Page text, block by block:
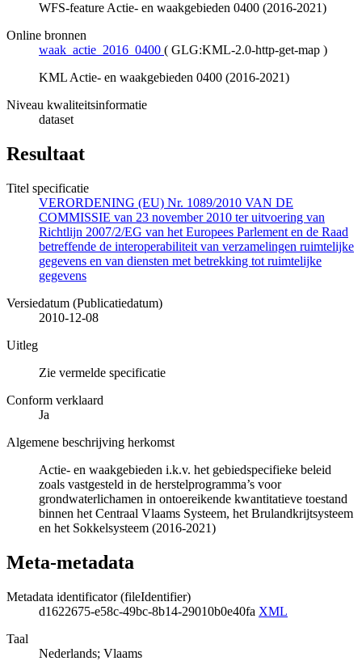
WFS-feature Actie- en waakgebieden 0400 (2016-2021)
Online bronnen
waak_actie_2016_0400 ( GLG:KML-2.0-http-get-map )
KML Actie- en waakgebieden 0400 (2016-2021)
Niveau kwaliteitsinformatie
dataset
Resultaat
Titel specificatie
VERORDENING (EU) Nr. 1089/2010 VAN DE
COMMISSIE van 23 november 2010 ter uitvoering van
Richtlijn 2007/2/EG van het Europees Parlement en de Raad
betreffende de interoperabiliteit van verzamelingen ruimtelijke
gegevens en van diensten met betrekking tot ruimtelijke
gegevens
Versiedatum (Publicatiedatum)
2010-12-08
Uitleg
Zie vermelde specificatie
Conform verklaard
Ja
Algemene beschrijving herkomst
Actie- en waakgebieden i.k.v. het gebiedspecifieke beleid
zoals vastgesteld in de herstelprogramma’s voor
grondwaterlichamen in ontoereikende kwantitatieve toestand
binnen het Centraal Vlaams Systeem, het Brulandkrijtsysteem
en het Sokkelsysteem (2016-2021)
Meta-metadata
Metadata identificator (fileIdentifier)
d1622675-e58c-49bc-8b14-29010b0e40fa XML
Taal
Nederlands; Vlaams